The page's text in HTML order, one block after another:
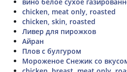
chicken, meat only, roasted
chicken, skin, roasted
Ливер для пирожков
Айран
Плов с булгуром
Мороженое Снежик со